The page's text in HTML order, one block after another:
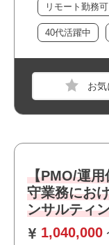
リモート勤務可
40代活躍中
【PMO/運用
守業務にお
ンサルティ
1,040,000
おすすめ
スキル
Excel
必須スキル
・企画フェーズに